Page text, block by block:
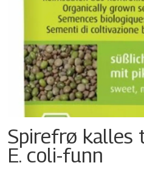
Spirefrø
E. coli-funn